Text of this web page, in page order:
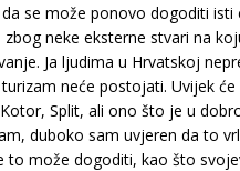
se može ponovo dogoditi isti
neke eksterne stvari na
Ja ljudima u Hrvatskoj
neće postojati. Uvijek
Split, ali ono što je u
duboko sam uvjeren da to
to može dogoditi, kao što